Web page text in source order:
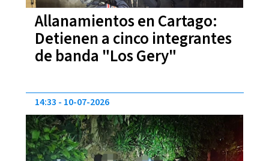
Allanamientos en Cartago:
Detienen a cinco integrantes
de banda "Los Gery"
14:33 10-07-2026